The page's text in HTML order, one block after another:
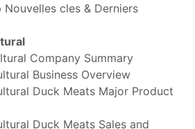
cles & Derniers
Company Summary
Business Overview
Duck Meats Major Product
Duck Meats Sales and